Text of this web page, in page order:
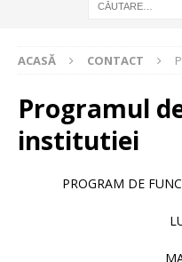
ACASĂ CONTACT
Programul
institutiei
PROGRAM DE